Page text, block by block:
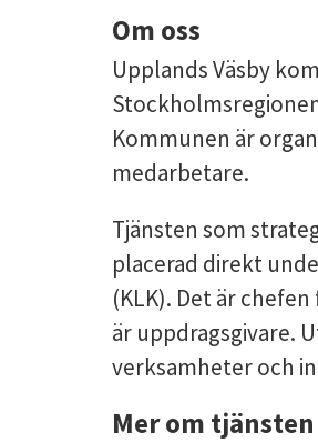
Om oss
Upplands Väsby
Kommunen är
medarbetare.
Tjänsten som
placerad direkt
(KLK). Det är
är uppdragsgivare.
verksamheter och
Mer om tjänsten